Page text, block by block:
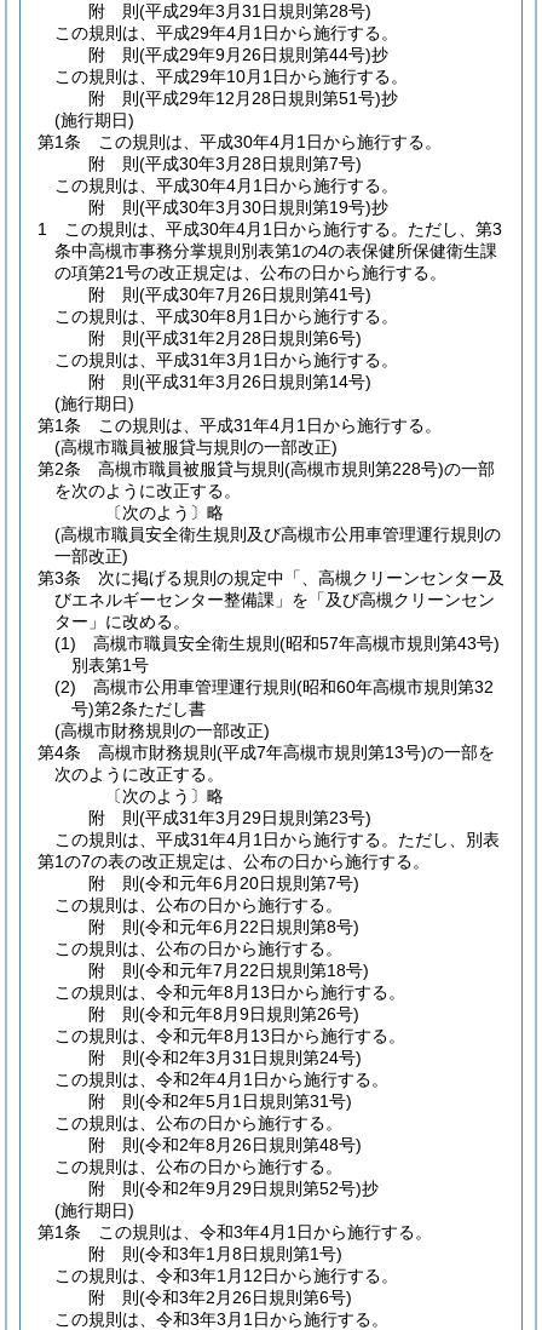
附 則(平成29年3月31日規則第28号)
この規則は、平成29年4月1日から施行する。
附 則(平成29年9月26日規則第44号)抄
この規則は、平成29年10月1日から施行する。
附 則(平成29年12月28日規則第51号)抄
(施行期日)
第1条
この規則は、平成30年4月1日から施行する。
附 則(平成30年3月28日規則第7号)
この規則は、平成30年4月1日から施行する。
附 則(平成30年3月30日規則第19号)抄
1
この規則は、平成30年4月1日から施行する。 ただし、第3
条中高槻市事務分掌規則別表第1の4の表保健所保健衛生課
の項第21号の改正規定は、公布の日から施行する。
附 則(平成30年7月26日規則第41号)
この規則は、平成30年8月1日から施行する。
附 則(平成31年2月28日規則第6号)
この規則は、平成31年3月1日から施行する。
附 則(平成31年3月26日規則第14号)
(施行期日)
第1条
この規則は、平成31年4月1日から施行する。
(高槻市職員被服貸与規則の一部改正)
第2条
高槻市職員被服貸与規則 (高槻市規則第228号)の一部
を次のように改正する。
〔次のよう〕略
(高槻市職員安全衛生規則及び高槻市公用車管理運行規則の
一部改正)
第3条
次に掲げる規則の規定中「、高槻クリーンセンター及
びエネルギーセンター整備課」を「及び高槻クリーンセン
ター」に改める。
(1)
高槻市職員安全衛生規則 (昭和57年高槻市規則第43号)
別表第1号
(2)
高槻市公用車管理運行規則 (昭和60年高槻市規則第32
号)第2条ただし書
(高槻市財務規則の一部改正)
第4条
高槻市財務規則 (平成7年高槻市規則第13号)の一部を
次のように改正する。
〔次のよう〕略
附 則(平成31年3月29日規則第23号)
この規則は、平成31年4月1日から施行する。 ただし、別表
第1の7の表の改正規定は、公布の日から施行する。
附 則(令和元年6月20日規則第7号)
この規則は、公布の日から施行する。
附 則(令和元年6月22日規則第8号)
この規則は、公布の日から施行する。
附 則(令和元年7月22日規則第18号)
この規則は、令和元年8月13日から施行する。
附 則(令和元年8月9日規則第26号)
この規則は、令和元年8月13日から施行する。
附 則(令和2年3月31日規則第24号)
この規則は、令和2年4月1日から施行する。
附 則(令和2年5月1日規則第31号)
この規則は、公布の日から施行する。
附 則(令和2年8月26日規則第48号)
この規則は、公布の日から施行する。
附 則(令和2年9月29日規則第52号)抄
(施行期日)
第1条
この規則は、令和3年4月1日から施行する。
附 則(令和3年1月8日規則第1号)
この規則は、令和3年1月12日から施行する。
附 則(令和3年2月26日規則第6号)
この規則は、令和3年3月1日から施行する。